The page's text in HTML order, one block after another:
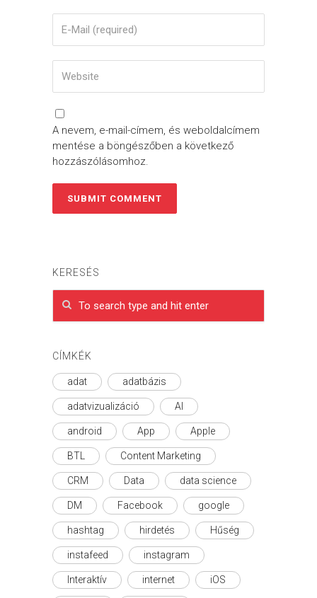
A nevem, e-mail-címem, és weboldalcímem
mentése a böngészőben a következő
hozzászólásomhoz.
KERESÉS
CÍMKÉK
adat adatbázis
adatvizualizáció AI
android App Apple
BTL Content Marketing
CRM Data data science
DM Facebook google
hashtag hirdetés Hűség
instafeed instagram
Interaktív internet iOS